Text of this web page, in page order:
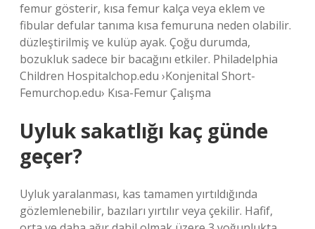
femur gösterir, kısa femur kalça veya eklem ve
fibular defular tanıma kısa femuruna neden olabilir.
düzleştirilmiş ve kulüp ayak. Çoğu durumda,
bozukluk sadece bir bacağını etkiler. Philadelphia
Children Hospitalchop.edu ›Konjenital Short-
Femurchop.edu› Kısa-Femur Çalışma
Uyluk sakatlığı kaç günde
geçer?
Uyluk yaralanması, kas tamamen yırtıldığında
gözlemlenebilir, bazıları yırtılır veya çekilir. Hafif,